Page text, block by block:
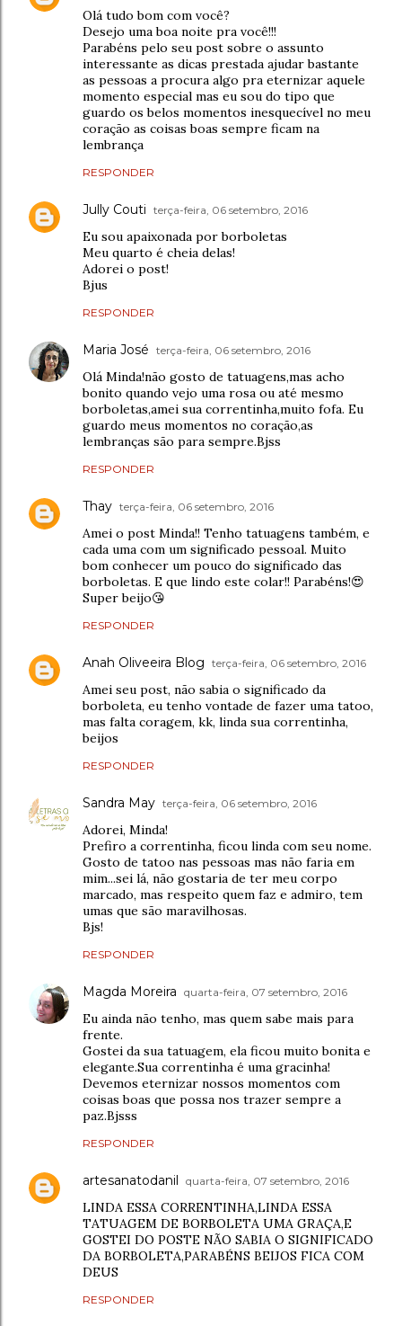
Olá tudo bom com você?
Desejo uma boa noite pra você!!!
Parabéns pelo seu post sobre o assunto
interessante as dicas prestada ajudar bastante
as pessoas a procura algo pra eternizar aquele
momento especial mas eu sou do tipo que
guardo os belos momentos inesquecível no meu
coração as coisas boas sempre ficam na
lembrança
RESPONDER
Jully Couti terça-feira, 06 setembro, 2016
Eu sou apaixonada por borboletas
Meu quarto é cheia delas!
Adorei o post!
Bjus
RESPONDER
Maria José terça-feira, 06 setembro, 2016
Olá Minda!não gosto de tatuagens,mas acho
bonito quando vejo uma rosa ou até mesmo
borboletas,amei sua correntinha,muito fofa. Eu
guardo meus momentos no coração,as
lembranças são para sempre.Bjss
RESPONDER
Thay terça-feira, 06 setembro, 2016
Amei o post Minda!! Tenho tatuagens também, e
cada uma com um significado pessoal. Muito
bom conhecer um pouco do significado das
borboletas. E que lindo este colar!! Parabéns!😍
Super beijo😘
RESPONDER
Anah Oliveeira Blog terça-feira, 06 setembro, 2016
Amei seu post, não sabia o significado da
borboleta, eu tenho vontade de fazer uma tatoo,
mas falta coragem, kk, linda sua correntinha,
beijos
RESPONDER
Sandra May terça-feira, 06 setembro, 2016
Adorei, Minda!
Prefiro a correntinha, ficou linda com seu nome.
Gosto de tatoo nas pessoas mas não faria em
mim...sei lá, não gostaria de ter meu corpo
marcado, mas respeito quem faz e admiro, tem
umas que são maravilhosas.
Bjs!
RESPONDER
Magda Moreira quarta-feira, 07 setembro, 2016
Eu ainda não tenho, mas quem sabe mais para
frente.
Gostei da sua tatuagem, ela ficou muito bonita e
elegante.Sua correntinha é uma gracinha!
Devemos eternizar nossos momentos com
coisas boas que possa nos trazer sempre a
paz.Bjsss
RESPONDER
artesanatodanil quarta-feira, 07 setembro, 2016
LINDA ESSA CORRENTINHA,LINDA ESSA
TATUAGEM DE BORBOLETA UMA GRAÇA,E
GOSTEI DO POSTE NÃO SABIA O SIGNIFICADO
DA BORBOLETA,PARABÉNS BEIJOS FICA COM
DEUS
RESPONDER